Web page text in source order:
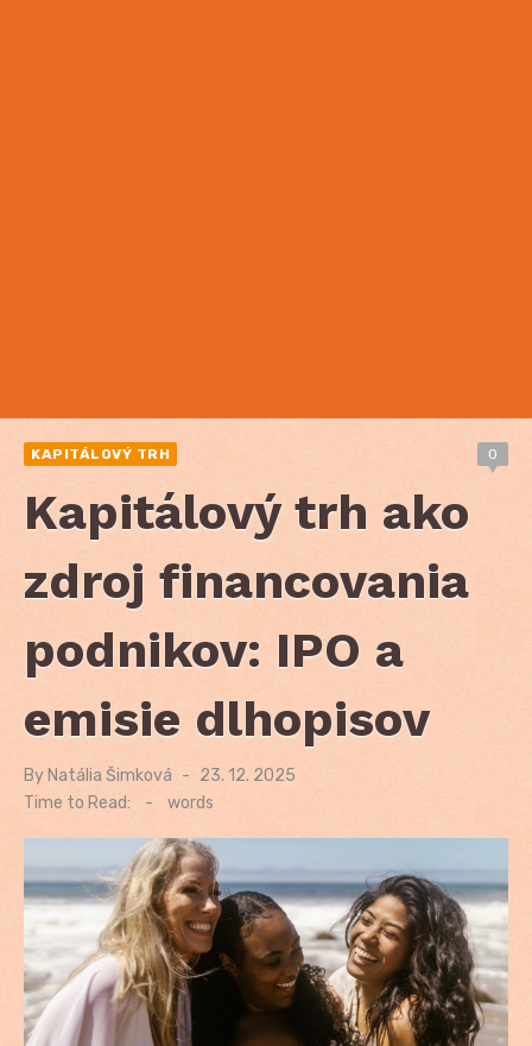
KAPITÁLOVÝ TRH 0
Kapitálový trh ako
zdroj financovania
podnikov: IPO a
emisie dlhopisov
By Natália Šimková
Posted
on
23. 12. 2025
Time to Read:
- words